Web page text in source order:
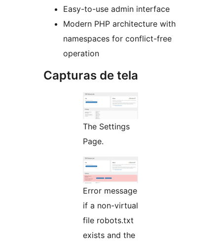
Easy-to-use admin interface
Modern PHP architecture with
namespaces for conflict-free
operation
Capturas de tela
The Settings
Page.
Error message
if a non-virtual
file robots.txt
exists and the